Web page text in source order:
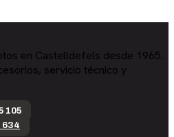
en Castelldefels desde 1965.
servicio técnico y
105
634